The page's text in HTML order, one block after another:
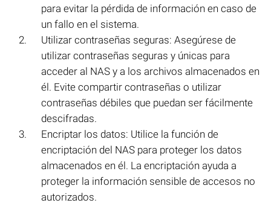
para evitar la pérdida de información en caso de
un fallo en el sistema.
Utilizar contraseñas seguras: Asegúrese de
utilizar contraseñas seguras y únicas para
acceder al NAS y a los archivos almacenados en
él. Evite compartir contraseñas o utilizar
contraseñas débiles que puedan ser fácilmente
descifradas.
Encriptar los datos: Utilice la función de
encriptación del NAS para proteger los datos
almacenados en él. La encriptación ayuda a
proteger la información sensible de accesos no
autorizados.